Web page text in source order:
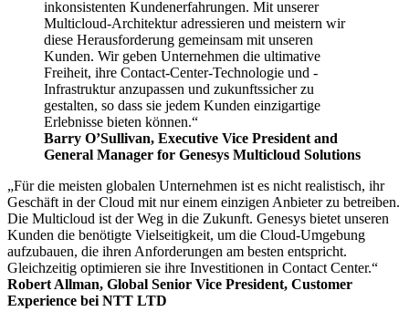
inkonsistenten Kundenerfahrungen. Mit unserer
Multicloud-Architektur adressieren und meistern wir
diese Herausforderung gemeinsam mit unseren
Kunden. Wir geben Unternehmen die ultimative
Freiheit, ihre Contact-Center-Technologie und -
Infrastruktur anzupassen und zukunftssicher zu
gestalten, so dass sie jedem Kunden einzigartige
Erlebnisse bieten können.“
Barry O’Sullivan, Executive Vice President and
General Manager for Genesys Multicloud Solutions
„Für die meisten globalen Unternehmen ist es nicht realistisch, ihr
Geschäft in der Cloud mit nur einem einzigen Anbieter zu betreiben.
Die Multicloud ist der Weg in die Zukunft. Genesys bietet unseren
Kunden die benötigte Vielseitigkeit, um die Cloud-Umgebung
aufzubauen, die ihren Anforderungen am besten entspricht.
Gleichzeitig optimieren sie ihre Investitionen in Contact Center.“
Robert Allman, Global Senior Vice President, Customer
Experience bei NTT LTD